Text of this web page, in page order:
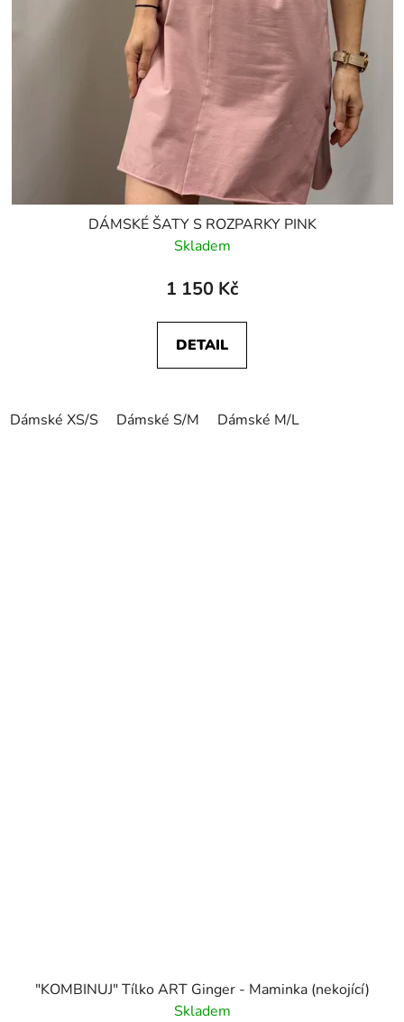
DÁMSKÉ ŠATY S ROZPARKY PINK
Skladem
1 150 Kč
DETAIL
Dámské XS/S Dámské S/M Dámské M/L
"KOMBINUJ" Tílko ART Ginger - Maminka (nekojící)
Skladem